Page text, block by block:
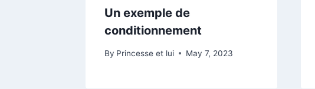
Un exemple de
conditionnement
By Princesse et lui May 7, 2023